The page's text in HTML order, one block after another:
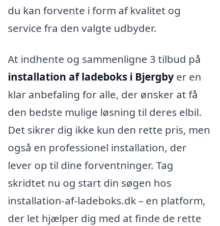
du kan forvente i form af kvalitet og
service fra den valgte udbyder.
At indhente og sammenligne 3 tilbud på
installation af ladeboks i Bjergby er en
klar anbefaling for alle, der ønsker at få
den bedste mulige løsning til deres elbil.
Det sikrer dig ikke kun den rette pris, men
også en professionel installation, der
lever op til dine forventninger. Tag
skridtet nu og start din søgen hos
installation-af-ladeboks.dk – en platform,
der let hjælper dig med at finde de rette